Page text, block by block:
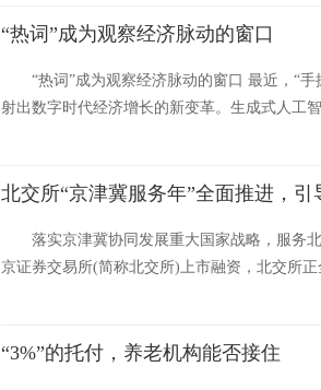
“热词”成为观察经济脉动的窗口
“热词”成为观察经济脉动的窗口 最近，“
射出数字时代经济增长的新变革。生成式人工
北交所“京津冀服务年”全面推进，
落实京津冀协同发展重大国家战略，服务
京证券交易所(简称北交所)上市融资，北交所
“3%”的托付，养老机构能否接住